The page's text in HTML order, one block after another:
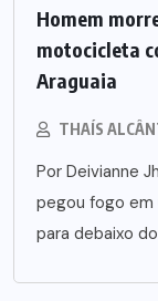
Homem
motocicleta
Araguaia
THAÍS
Por Deivianne
pegou fogo
para debaixo